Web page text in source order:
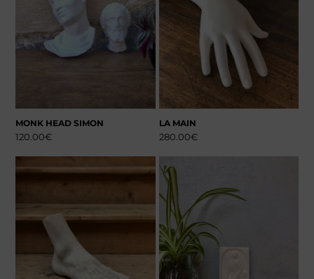
MONK HEAD SIMON
120.00€
LA MAIN
280.00€